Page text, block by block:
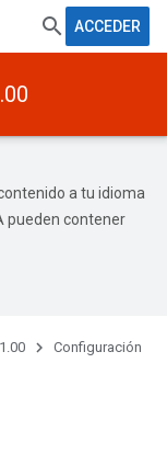
ACCEDER
a tu idioma
pueden contener
Configuración